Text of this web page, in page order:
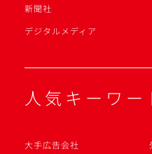
新聞社
デジタルメディア
人気キーワー
大手広告会社